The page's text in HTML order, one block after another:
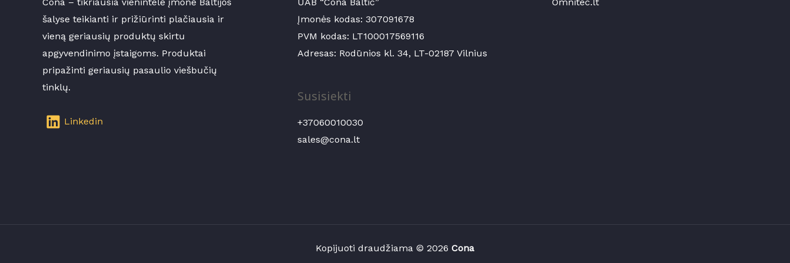
šalyse teikianti ir prižiūrinti plačiausia ir
vieną geriausių produktų skirtu
apgyvendinimo įstaigoms. Produktai
pripažinti geriausių pasaulio viešbučių
tinklų.
Linkedin
Įmonės kodas: 307091678
PVM kodas: LT100017569116
Adresas: Rodūnios kl. 34, LT-02187 Vilnius
Susisiekti
+37060010030
sales@cona.lt
Kopijuoti draudžiama © 2026 Cona